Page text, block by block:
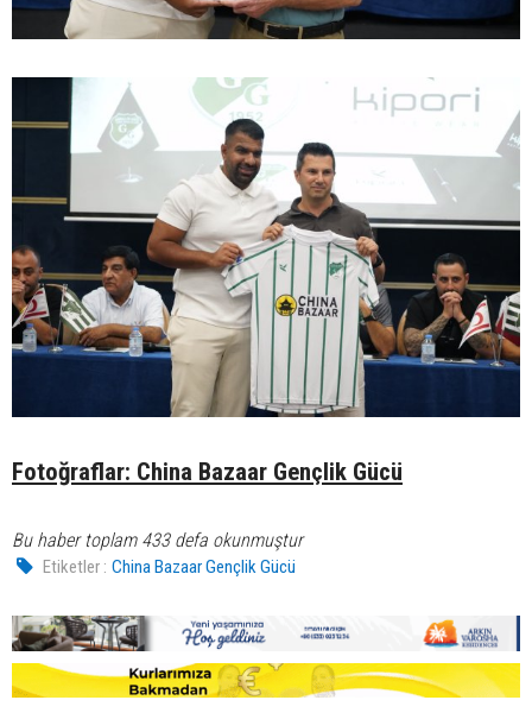
Fotoğraflar: China Bazaar Gençlik Gücü
Bu haber toplam 433 defa okunmuştur
Etiketler : China Bazaar Gençlik Gücü